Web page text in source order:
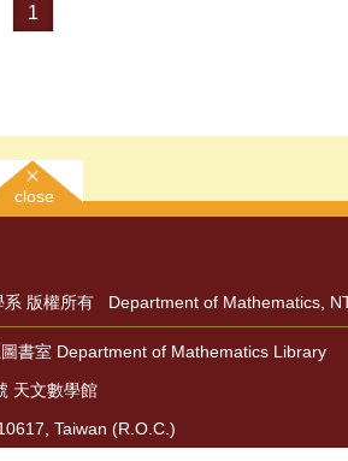
1
close
版權所有 Department of Mathematics,
書室 Department of Mathematics Library
天文數學館
Taiwan (R.O.C.)